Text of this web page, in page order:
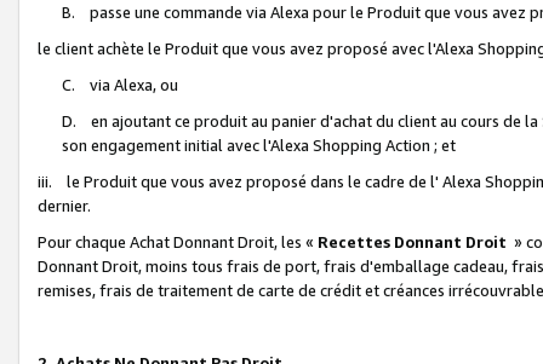
B. passe une commande via Alexa pour le Produit que vous avez
le client achète le Produit que vous avez proposé avec l'Alexa
C. via Alexa, ou
D. en ajoutant ce produit au panier d'achat du client au cours de
son engagement initial avec l'Alexa Shopping Action ; et
iii. le Produit que vous avez proposé dans le cadre de l' Alexa
dernier.
Pour chaque Achat Donnant Droit, les « Recettes Donnant Droit »
Donnant Droit, moins tous frais de port, frais d'emballage cadeau,
remises, frais de traitement de carte de crédit et créances